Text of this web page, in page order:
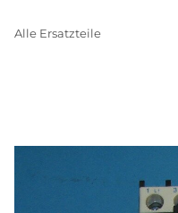
Alle Ersatzteile